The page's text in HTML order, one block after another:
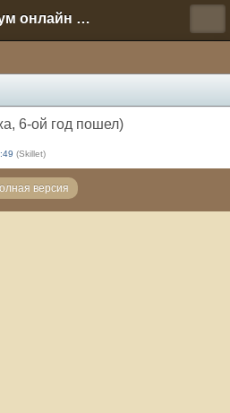
Форум онлайн игры "Новая Эра" (Нюра Биз)
6-ой год пошел)
(Skillet)
версия